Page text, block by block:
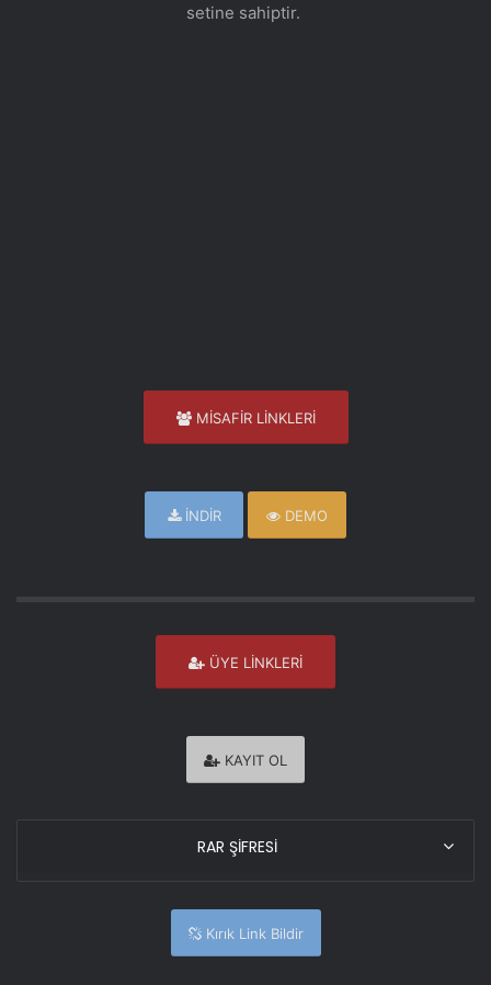
setine sahiptir.
MİSAFİR LİNKLERİ
İNDİR DEMO
ÜYE LİNKLERİ
KAYIT OL
RAR ŞİFRESİ
Kırık Link Bildir